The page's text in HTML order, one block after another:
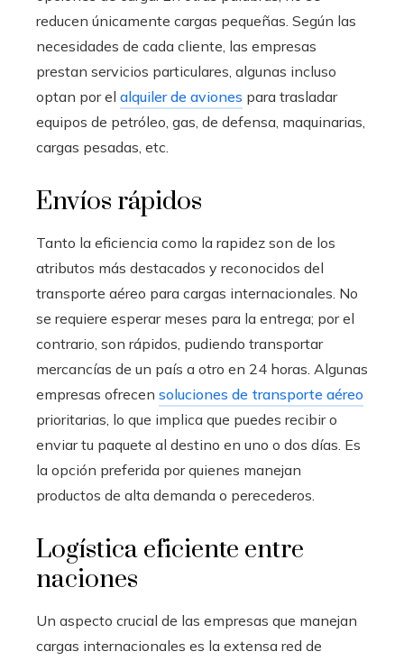
reducen únicamente cargas pequeñas. Según las
necesidades de cada cliente, las empresas
prestan servicios particulares, algunas incluso
optan por el alquiler de aviones para trasladar
equipos de petróleo, gas, de defensa, maquinarias,
cargas pesadas, etc.
Envíos rápidos
Tanto la eficiencia como la rapidez son de los
atributos más destacados y reconocidos del
transporte aéreo para cargas internacionales. No
se requiere esperar meses para la entrega; por el
contrario, son rápidos, pudiendo transportar
mercancías de un país a otro en 24 horas. Algunas
empresas ofrecen soluciones de transporte aéreo
prioritarias, lo que implica que puedes recibir o
enviar tu paquete al destino en uno o dos días. Es
la opción preferida por quienes manejan
productos de alta demanda o perecederos.
Logística eficiente entre
naciones
Un aspecto crucial de las empresas que manejan
cargas internacionales es la extensa red de